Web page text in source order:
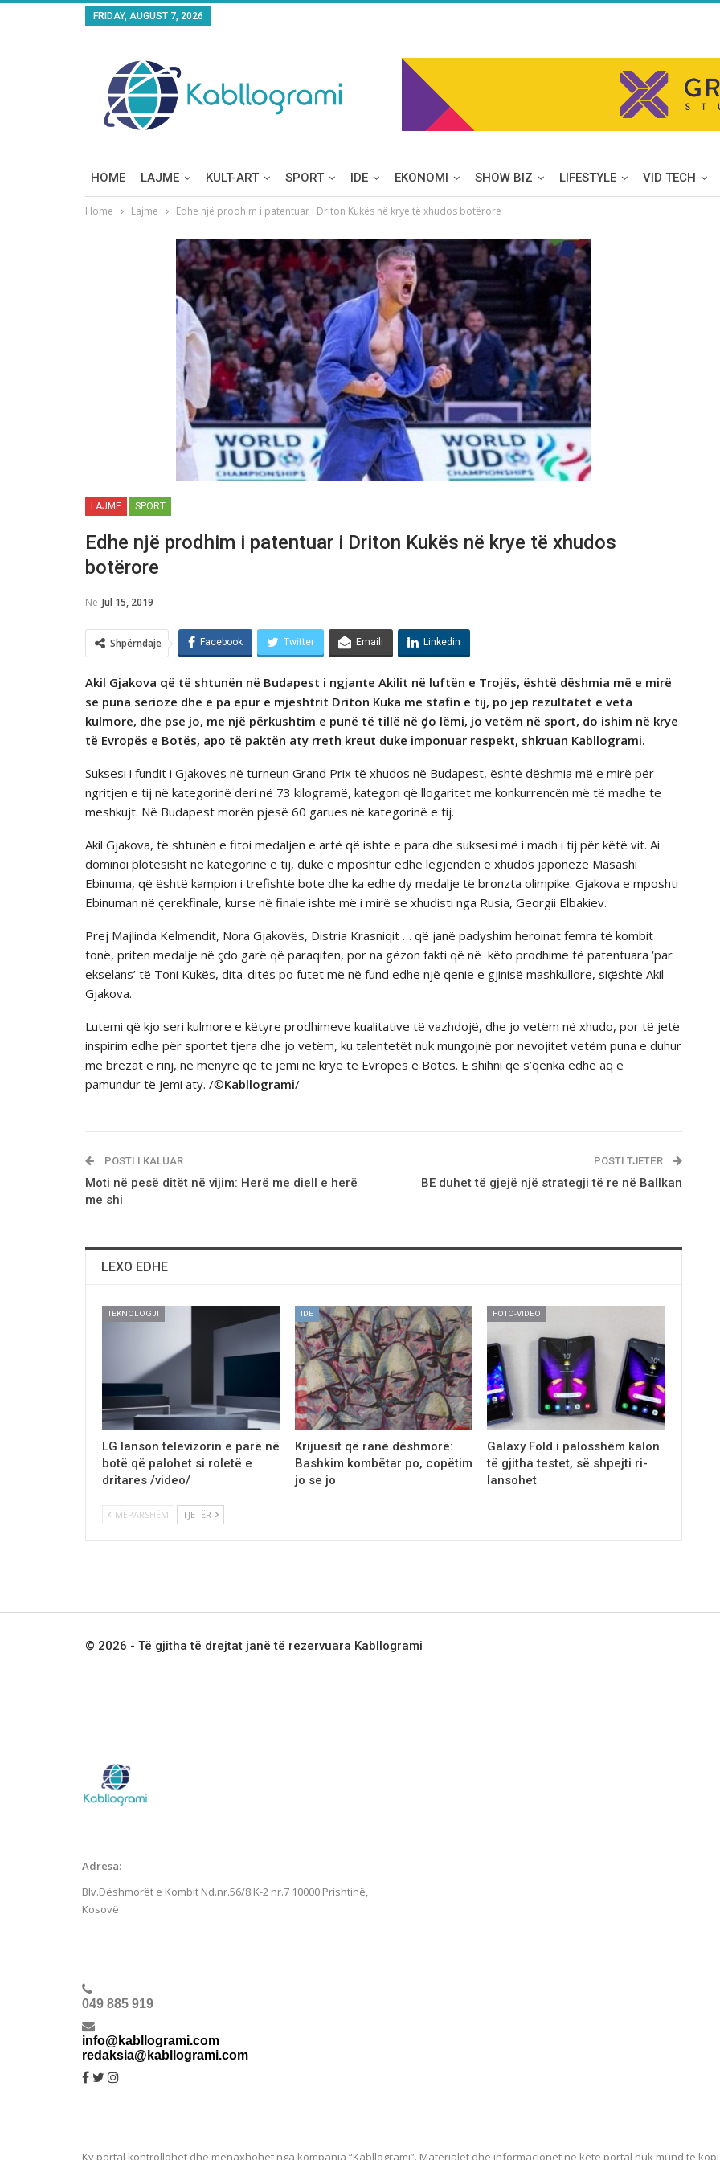
FRIDAY, AUGUST 7, 2026
HOME LAJME KULT-ART SPORT IDE EKONOMI SHOW BIZ LIFESTYLE VID TECH
Home Lajme Edhe një prodhim i patentuar i Driton Kukës në krye të xhudos botërore
LAJME SPORT
Edhe një prodhim i patentuar i Driton Kukës në krye të xhudos
botërore
Në Jul 15, 2019
Shpërndaje Facebook Twitter Emaili Linkedin
Akil Gjakova që të shtunën në Budapest i ngjante Akilit në luftën e Trojës, është dëshmia më e mirë
se puna serioze dhe e pa epur e mjeshtrit Driton Kuka me stafin e tij, po jep rezultatet e veta
kulmore, dhe pse jo, me një përkushtim e punë të tillë në ҫdo lëmi, jo vetëm në sport, do ishim në krye
të Evropës e Botës, apo të paktën aty rreth kreut duke imponuar respekt, shkruan Kabllogrami.
Suksesi i fundit i Gjakovës në turneun Grand Prix të xhudos në Budapest, është dëshmia më e mirë për
ngritjen e tij në kategorinë deri në 73 kilogramë, kategori që llogaritet me konkurrencën më të madhe te
meshkujt. Në Budapest morën pjesë 60 garues në kategorinë e tij.
Akil Gjakova, të shtunën e fitoi medaljen e artë që ishte e para dhe suksesi më i madh i tij për këtë vit. Ai
dominoi plotësisht në kategorinë e tij, duke e mposhtur edhe legjendën e xhudos japoneze Masashi
Ebinuma, që është kampion i trefishtë bote dhe ka edhe dy medalje të bronzta olimpike. Gjakova e mposhti
Ebinuman në çerekfinale, kurse në finale ishte më i mirë se xhudisti nga Rusia, Georgii Elbakiev.
Prej Majlinda Kelmendit, Nora Gjakovës, Distria Krasniqit … që janë padyshim heroinat femra të kombit
tonë, priten medalje në çdo garë që paraqiten, por na gëzon fakti që në këto prodhime të patentuara ‘par
ekselans’ të Toni Kukës, dita-ditës po futet më në fund edhe një qenie e gjinisë mashkullore, siҫ është Akil
Gjakova.
Lutemi që kjo seri kulmore e këtyre prodhimeve kualitative të vazhdojë, dhe jo vetëm në xhudo, por të jetë
inspirim edhe për sportet tjera dhe jo vetëm, ku talentetët nuk mungojnë por nevojitet vetëm puna e duhur
me brezat e rinj, në mënyrë që të jemi në krye të Evropës e Botës. E shihni që s’qenka edhe aq e
pamundur të jemi aty. /©Kabllogrami/
POSTI I KALUAR
Moti në pesë ditët në vijim: Herë me diell e herë
me shi
POSTI TJETËR
BE duhet të gjejë një strategji të re në Ballkan
LEXO EDHE
TEKNOLOGJI
LG lanson televizorin e parë në
botë qё palohet si roletё e
dritares /video/
IDE
Krijuesit që ranë dëshmorë:
Bashkim kombëtar po, copëtim
jo se jo
FOTO-VIDEO
Galaxy Fold i palosshëm kalon
të gjitha testet, së shpejti ri-
lansohet
MËPARSHËM TJETËR
© 2026 - Të gjitha të drejtat janë të rezervuara Kabllogrami
Adresa:
Blv.Dëshmorët e Kombit Nd.nr.56/8 K-2 nr.7 10000 Prishtinë,
Kosovë
049 885 919
info@kabllogrami.com
redaksia@kabllogrami.com
Ky portal kontrollohet dhe menaxhohet nga kompania “Kabllogrami”. Materialet dhe informacionet në këtë portal nuk mund të